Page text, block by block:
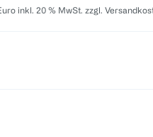
inkl. 20 % MwSt. zzgl.